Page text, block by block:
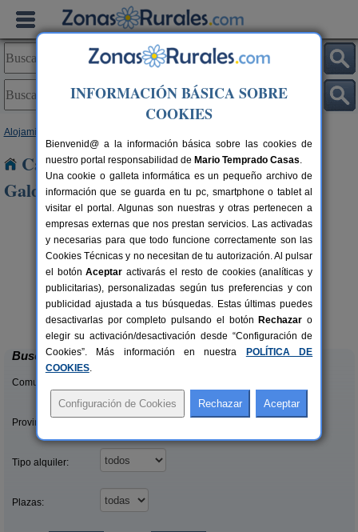
Alojamientos
Casas Rurales cerca de San Pedro de
Galdames
10+2 pers.
desde40 €
Casa Rural Goikoetxe
Zeanuri (Vizcaya)
Buscar
Comunidades:
Provincias/Islas:
Tipo alquiler:
Plazas:
INFORMACIÓN BÁSICA SOBRE
COOKIES
Bienvenid@ a la información básica sobre las cookies de
nuestro portal responsabilidad de Mario Temprado Casas.
Una cookie o galleta informática es un pequeño archivo de
información que se guarda en tu pc, smartphone o tablet al
visitar el portal. Algunas son nuestras y otras pertenecen a
empresas externas que nos prestan servicios. Las activadas
y necesarias para que todo funcione correctamente son las
Cookies Técnicas y no necesitan de tu autorización. Al pulsar
el botónAceptar activarás el resto de cookies (analíticas y
publicitarias), personalizadas según tus preferencias y con
publicidad ajustada a tus búsquedas. Estas últimas puedes
desactivarlas por completo pulsando el botón Rechazar o
elegir su activación/desactivación desde “Configuración de
Cookies”. Más información en nuestra
POLÍTICA DE
COOKIES.